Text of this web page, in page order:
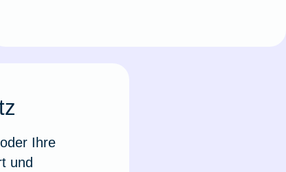
Ihre
und